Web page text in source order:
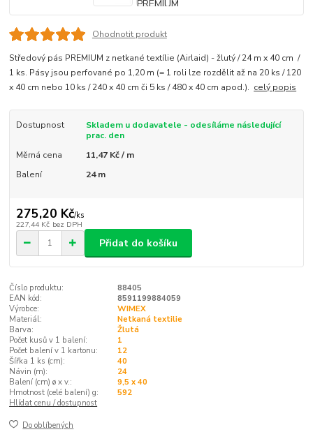
Ohodnotit produkt
Středový pás PREMIUM z netkané textílie (Airlaid) - žlutý / 24 m x 40 cm /
1 ks. Pásy jsou perfované po 1,20 m (= 1 roli lze rozdělit až na 20 ks / 120
x 40 cm nebo 10 ks / 240 x 40 cm či 5 ks / 480 x 40 cm apod.). celý popis
Dostupnost
Skladem u dodavatele - odesíláme následující
prac. den
Měrná cena
11,47 Kč / m
Balení
24 m
275,20 Kč/ks
227,44 Kč bez DPH
Přidat do košíku
Číslo produktu:
88405
EAN kód:
8591199884059
Výrobce:
WIMEX
Materiál:
Netkaná textilie
Barva:
Žlutá
Počet kusů v 1 balení:
1
Počet balení v 1 kartonu:
12
Šířka 1 ks (cm):
40
Návin (m):
24
Balení (cm) ø x v.:
9,5 x 40
Hmotnost (celé balení) g:
592
Hlídat cenu / dostupnost
Do oblíbených